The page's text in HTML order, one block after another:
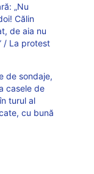
„Nu
Călin
de aia nu
/ La protest
de sondaje,
casele de
turul al
cu bună